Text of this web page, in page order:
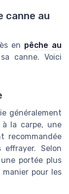
canne au
en pêche au
canne. Voici
généralement
la carpe, une
recommandée
Selon
portée plus
pour les